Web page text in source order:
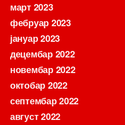
март 2023
фебруар 2023
јануар 2023
децембар 2022
новембар 2022
октобар 2022
септембар 2022
август 2022